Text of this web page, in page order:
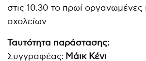
στις 10.30 το πρωί
σχολείων
Ταυτότητα παράστασης:
Συγγραφέας: Μάικ Κένι